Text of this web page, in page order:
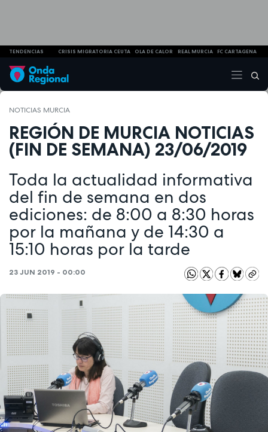
TENDENCIAS CRISIS MIGRATORIA CEUTA OLA DE CALOR REAL MURCIA FC CARTAGENA
NOTICIAS MURCIA
REGIÓN DE MURCIA NOTICIAS
(FIN DE SEMANA) 23/06/2019
Toda la actualidad informativa
del fin de semana en dos
ediciones: de 8:00 a 8:30 horas
por la mañana y de 14:30 a
15:10 horas por la tarde
23 JUN 2019 - 00:00